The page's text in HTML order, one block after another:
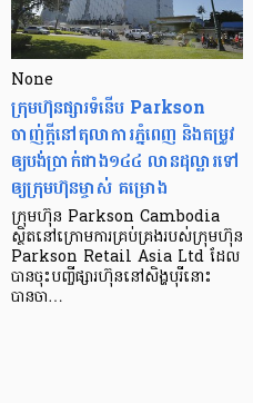
None
ក្រុមហ៊ុនផ្សារទំនើប Parkson
ចាញ់ក្ដីនៅតុលាការភ្នំពេញ និងតម្រូវ
ឲ្យបង់ប្រាក់ជាង១៤៤ លានដុល្លារទៅ
ឲ្យក្រុមហ៊ុនម្ចាស់ គម្រោង
ក្រុមហ៊ុន Parkson Cambodia
ស្ថិតនៅក្រោមការគ្រប់គ្រងរបស់ក្រុមហ៊ុន
Parkson Retail Asia Ltd ដែល
បានចុះបញ្ចីផ្សារហ៊ុននៅសិង្ហបុរីនោះ
បានចា…